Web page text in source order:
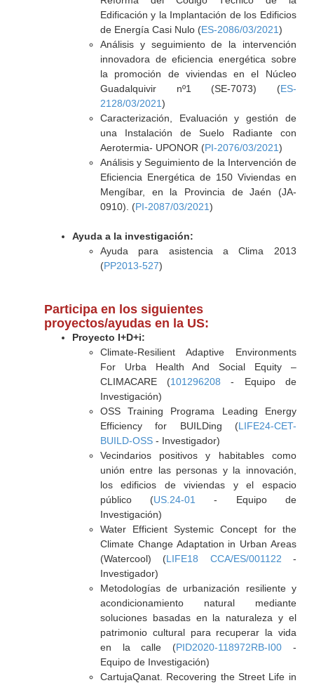
Edificación y la Implantación de los Edificios
de Energía Casi Nulo (ES-2086/03/2021)
Análisis y seguimiento de la intervención
innovadora de eficiencia energética sobre
la promoción de viviendas en el Núcleo
Guadalquivir nº1 (SE-7073) (ES-
2128/03/2021)
Caracterización, Evaluación y gestión de
una Instalación de Suelo Radiante con
Aerotermia- UPONOR (PI-2076/03/2021)
Análisis y Seguimiento de la Intervención de
Eficiencia Energética de 150 Viviendas en
Mengíbar, en la Provincia de Jaén (JA-
0910). (PI-2087/03/2021)
Ayuda a la investigación:
Ayuda para asistencia a Clima 2013
(PP2013-527)
Participa en los siguientes
proyectos/ayudas en la US:
Proyecto I+D+i:
Climate-Resilient Adaptive Environments
For Urba Health And Social Equity –
CLIMACARE (101296208 - Equipo de
Investigación)
OSS Training Programa Leading Energy
Efficiency for BUILDing (LIFE24-CET-
BUILD-OSS- Investigador)
Vecindarios positivos y habitables como
unión entre las personas y la innovación,
los edificios de viviendas y el espacio
público (US.24-01
- Equipo de
Investigación)
Water Efficient Systemic Concept for the
Climate Change Adaptation in Urban Areas
(Watercool) (LIFE18 CCA/ES/001122 -
Investigador)
Metodologías de urbanización resiliente y
acondicionamiento natural mediante
soluciones basadas en la naturaleza y el
patrimonio cultural para recuperar la vida
en la calle (PID2020-118972RB-I00 -
Equipo de Investigación)
CartujaQanat. Recovering the Street Life in